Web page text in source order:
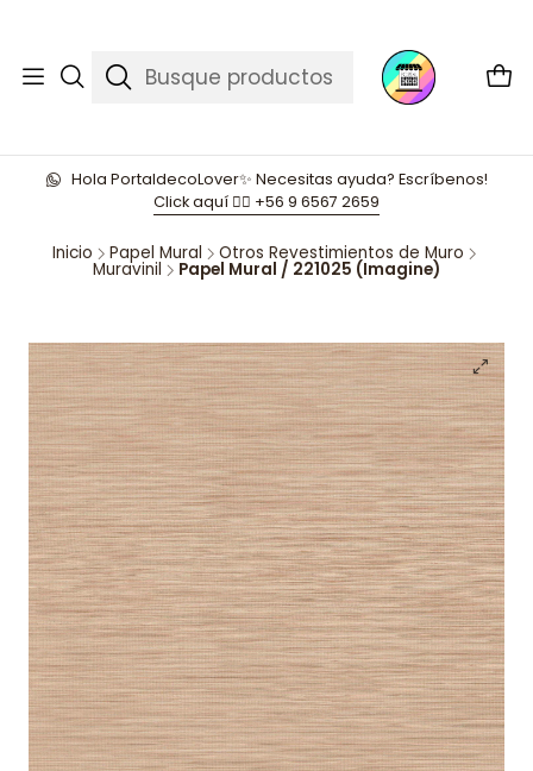
Hola PortaldecoLover✨ Necesitas ayuda? Escríbenos!
Click aquí 👉🏼 +56 9 6567 2659
Inicio Papel Mural Otros Revestimientos de Muro
Muravinil Papel Mural / 221025 (Imagine)